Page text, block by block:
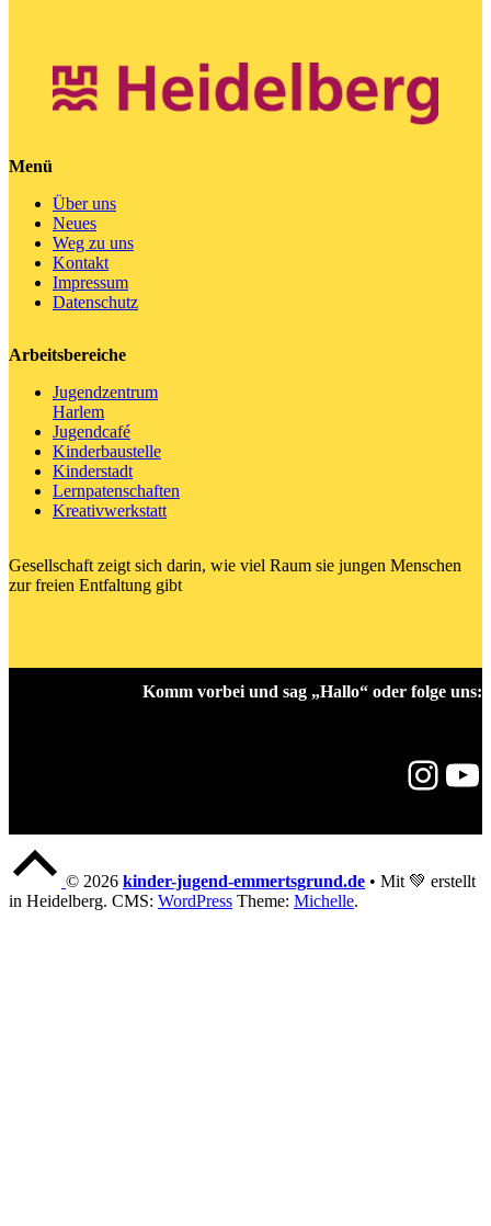
Menü
Über uns
Neues
Weg zu uns
Kontakt
Impressum
Datenschutz
Arbeitsbereiche
Jugendzentrum
Harlem
Jugendcafé
Kinderbaustelle
Kinderstadt
Lernpatenschaften
Kreativwerkstatt
Gesellschaft zeigt sich darin, wie viel Raum sie jungen Menschen
zur freien Entfaltung gibt
Komm vorbei und sag „Hallo“ oder folge uns:
Instagram YouTube
top
of
© 2026 kinder-jugend-emmertsgrund.de • Mit 💚 erstellt
in Heidelberg. CMS: WordPress Theme: Michelle.